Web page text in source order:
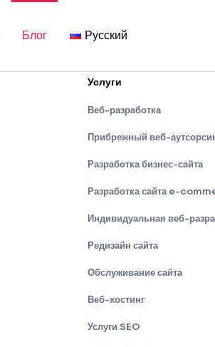
Блог Русский
Услуги
Веб-разработка
Прибрежный веб-
Разработка бизнес-сайта
Разработка сайта e-
Индивидуальная веб-
Редизайн сайта
Обслуживание сайта
Веб-хостинг
Услуги SEO